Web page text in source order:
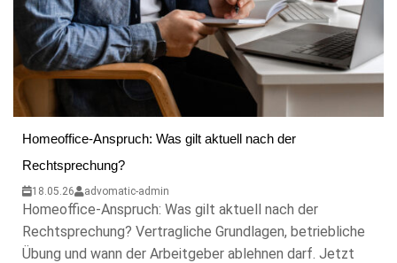
Homeoffice-Anspruch: Was gilt aktuell nach der
Rechtsprechung?
18.05.26 advomatic-admin
Homeoffice-Anspruch: Was gilt aktuell nach der
Rechtsprechung? Vertragliche Grundlagen, betriebliche
Übung und wann der Arbeitgeber ablehnen darf. Jetzt